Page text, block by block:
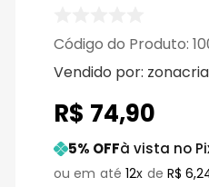
:
Vendido por:
R$ 74,90
5% OFFà vista no
12 R$ 6,